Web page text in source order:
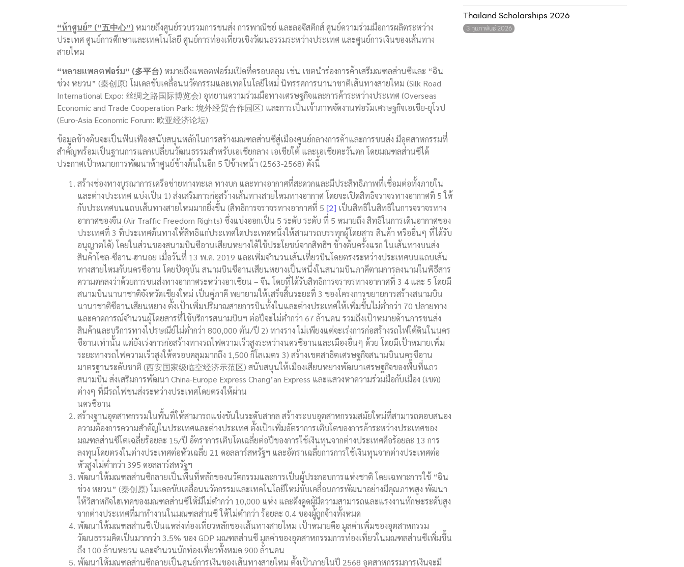
“ห้าศูนย์” (“五中心”) หมายถึงศูนย์รวบรวมการขนส่ง การพาณิชย์ และลอจิสติกส์ ศูนย์ความร่วมมือการผลิตระหว่าง
ประเทศ ศูนย์การศึกษาและเทคโนโลยี ศูนย์การท่องเที่ยวเชิงวัฒนธรรมระหว่างประเทศ และศูนย์การเงินของเส้นทาง
สายไหม
“หลายแพลตฟอร์ม” (多平台) หมายถึงแพลตฟอร์มเปิดที่ครอบคลุม เช่น เขตนำร่องการค้าเสรีมณฑลส่านซีและ “ฉิน
ช่วง หยวน” (秦创原) โมเดลขับเคลื่อนนวัตกรรมและเทคโนโลยีใหม่ นิทรรศการนานาชาติเส้นทางสายไหม (Silk Road
International Expo: 丝绸之路国际博览会) อุทยานความร่วมมือทางเศรษฐกิจและการค้าระหว่างประเทศ (Overseas
Economic and Trade Cooperation Park: 境外经贸合作园区) และการเป็นเจ้าภาพจัดงานฟอรัมเศรษฐกิจเอเชีย-ยุโรป
(Euro-Asia Economic Forum: 欧亚经济论坛)
ข้อมูลข้างต้นจะเป็นฟันเฟืองสนับสนุนหลักในการสร้างมณฑลส่านซีสู่เมืองศูนย์กลางการค้าและการขนส่ง มีอุตสาหกรรมที่
สำคัญพร้อมเป็นฐานการแลกเปลี่ยนวัฒนธรรมสำหรับเอเชียกลาง เอเชียใต้ และเอเชียตะวันตก โดยมณฑลส่านซีได้
ประกาศเป้าหมายการพัฒนาห้าศูนย์ข้างต้นในอีก 5 ปีข้างหน้า (2563-2568) ดังนี้
สร้างช่องทางบูรณาการเครือข่ายทางทะเล ทางบก และทางอากาศที่สะดวกและมีประสิทธิภาพที่เชื่อมต่อทั้งภายใน
และต่างประเทศ แบ่งเป็น 1) ส่งเสริมการก่อสร้างเส้นทางสายไหมทางอากาศ โดยจะเปิดสิทธิจราจรทางอากาศที่ 5 ให้
กับประเทศบนแถบเส้นทางสายไหมมากยิ่งขึ้น (สิทธิการจราจรทางอากาศที่ 5 [2] เป็นสิทธิในสิทธิในการจราจรทาง
อากาศของจีน (Air Traffic Freedom Rights) ซึ่งแบ่งออกเป็น 5 ระดับ ระดับ ที่ 5 หมายถึง สิทธิในการเดินอากาศของ
ประเทศที่ 3 ที่ประเทศต้นทางให้สิทธิแก่ประเทศใดประเทศหนึ่งให้สามารถบรรทุกผู้โดยสาร สินค้า หรืออื่นๆ ที่ได้รับ
อนุญาตได้) โดยในส่วนของสนามบินซีอานเสียนหยางได้ใช้ประโยชน์จากสิทธิฯ ข้างต้นครั้งแรก ในเส้นทางบนส่ง
สินค้าโซล-ซีอาน-ฮานอย เมื่อวันที่ 13 พ.ค. 2019 และเพิ่มจำนวนเส้นเที่ยวบินโดยตรงระหว่างประเทศบนแถบเส้น
ทางสายไหมกับนครซีอาน โดยปัจจุบัน สนามบินซีอานเสียนหยางเป็นหนึ่งในสนามบินภาคีตามการลงนามในพิธีสาร
ความตกลงว่าด้วยการขนส่งทางอากาศระหว่างอาเซียน – จีน โดยที่ได้รับสิทธิการจราจรทางอากาศที่ 3 4 และ 5 โดยมี
สนามบินนานาชาติจังหวัดเชียงใหม่ เป็นคู่ภาคี พยายามให้เสร็จสิ้นระยะที่ 3 ของโครงการขยายการสร้างสนามบิน
นานาชาติซีอานเสียนหยาง ตั้งเป้าเพิ่มปริมาณสายการบินทั้งในและต่างประเทศให้เพิ่มขึ้นไม่ต่ำกว่า 70 ปลายทาง
และคาดการณ์จำนวนผู้โดยสารที่ใช้บริการสนามบินฯ ต่อปีจะไม่ต่ำกว่า 67 ล้านคน รวมถึงเป้าหมายด้านการขนส่ง
สินค้าและบริการทางไปรษณีย์ไม่ต่ำกว่า 800,000 ตัน/ปี 2) ทางราง ไม่เพียงแต่จะเร่งการก่อสร้างรถไฟใต้ดินในนคร
ซีอานเท่านั้น แต่ยังเร่งการก่อสร้างทางรถไฟความเร็วสูงระหว่างนครซีอานและเมืองอื่นๆ ด้วย โดยมีเป้าหมายเพิ่ม
ระยะทางรถไฟความเร็วสูงให้ครอบคลุมมากถึง 1,500 กิโลเมตร 3) สร้างเขตสาธิตเศรษฐกิจสนามบินนครซีอาน
มาตรฐานระดับชาติ (西安国家级临空经济示范区) สนับสนุนให้เมืองเสียนหยางพัฒนาเศรษฐกิจของพื้นที่แถว
สนามบิน ส่งเสริมการพัฒนา China-Europe Express Chang’an Express และแสวงหาความร่วมมือกับเมือง (เขต)
ต่างๆ ที่มีรถไฟขนส่งระหว่างประเทศโดยตรงให้ผ่าน
นครซีอาน
สร้างฐานอุตสาหกรรมในพื้นที่ให้สามารถแข่งขันในระดับสากล สร้างระบบอุตสาหกรรมสมัยใหม่ที่สามารถตอบสนอง
ความต้องการความสำคัญในประเทศและต่างประเทศ ตั้งเป้าเพิ่มอัตราการเติบโตของการค้าระหว่างประเทศของ
มณฑลส่านซีโตเฉลี่ยร้อยละ 15/ปี อัตราการเติบโตเฉลี่ยต่อปีของการใช้เงินทุนจากต่างประเทศคือร้อยละ 13 การ
ลงทุนโดยตรงในต่างประเทศต่อหัวเฉลี่ย 21 ดอลลาร์สหรัฐฯ และอัตราเฉลี่ยการการใช้เงินทุนจากต่างประเทศต่อ
หัวสูงไม่ต่ำกว่า 395 ดอลลาร์สหรัฐฯ
พัฒนาให้มณฑลส่านซีกลายเป็นพื้นที่หลักของนวัตกรรมและการเป็นผู้ประกอบการแห่งชาติ โดยเฉพาะการใช้ “ฉิน
ช่วง หยวน” (秦创原) โมเดลขับเคลื่อนนวัตกรรมและเทคโนโลยีใหม่ขับเคลื่อนการพัฒนาอย่างมีคุณภาพสูง พัฒนา
ให้วิสาหกิจไฮเทคของมณฑลส่านซีให้มีไม่ต่ำกว่า 10,000 แห่ง และดึงดูดผู้มีความสามารถและแรงงานทักษะระดับสูง
จากต่างประเทศที่มาทำงานในมณฑลส่านซี ให้ไม่ต่ำกว่า ร้อยละ 0.4 ของผู้ถูกจ้างทั้งหมด
พัฒนาให้มณฑลส่านซีเป็นแหล่งท่องเที่ยวหลักของเส้นทางสายไหม เป้าหมายคือ มูลค่าเพิ่มของอุตสาหกรรม
วัฒนธรรมคิดเป็นมากกว่า 3.5% ของ GDP มณฑลส่านซี มูลค่าของอุตสาหกรรมการท่องเที่ยวในมณฑลส่านซีเพิ่มขึ้น
ถึง 100 ล้านหยวน และจำนวนนักท่องเที่ยวทั้งหมด 900 ล้านคน
พัฒนาให้มณฑลส่านซีกลายเป็นศูนย์การเงินของเส้นทางสายไหม ตั้งเป้าภายในปี 2568 อุตสาหกรรมการเงินจะมี
Thailand Scholarships 2026
3 กุมภาพันธ์ 2026